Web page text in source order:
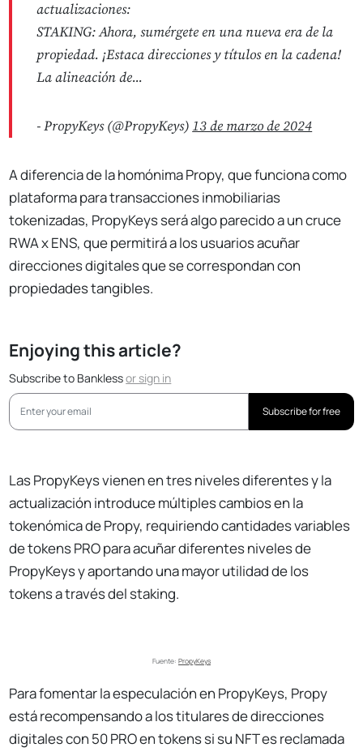
actualizaciones:
STAKING: Ahora, sumérgete en una nueva era de la
propiedad. ¡Estaca direcciones y títulos en la cadena!
La alineación de...
- PropyKeys (@PropyKeys) 13 de marzo de 2024
A diferencia de la homónima Propy, que funciona como
plataforma para transacciones inmobiliarias
tokenizadas, PropyKeys será algo parecido a un cruce
RWA x ENS, que permitirá a los usuarios acuñar
direcciones digitales que se correspondan con
propiedades tangibles.
Enjoying this article?
Subscribe to Banklessorsign in
Subscribe for free
Las PropyKeys vienen en tres niveles diferentes y la
actualización introduce múltiples cambios en la
tokenómica de Propy, requiriendo cantidades variables
de tokens PRO para acuñar diferentes niveles de
PropyKeys y aportando una mayor utilidad de los
tokens a través del staking.
Fuente: PropyKeys
Para fomentar la especulación en PropyKeys, Propy
está recompensando a los titulares de direcciones
digitales con 50 PRO en tokens si su NFT es reclamada